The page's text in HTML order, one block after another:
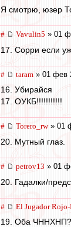
Я смотрю, юзер
# Vavulin5 » 01
17. Сорри если
# taram » 01 фев
16. Убирайся
17. ОУКБ!!!!!!!!!!!
# Torero_rw» 01
20. Мутный глаз.
# petrov13 » 01
20. Гадалки/
# El Jugador
19. Оба